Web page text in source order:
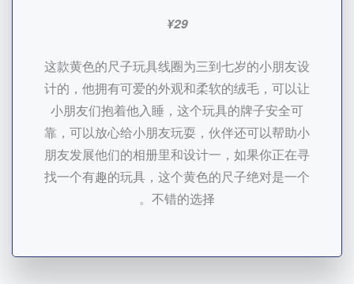
¥29
这款黄色的尺子玩具线圈为三到七岁的小朋友设
计的，他拥有可爱的外观和柔软的绒毛，可以让
小朋友们抱着他入睡，这个玩具的牌子安全可
靠，可以放心给小朋友玩耍，伙伴还可以帮助小
朋友发展他们的相册里和设计一，如果你正在寻
找一个有趣的玩具，这个黄色的尺子绝对是一个
不错的选择。